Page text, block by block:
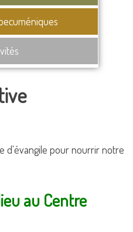
d'évangile pour nourrir notre
au Centre